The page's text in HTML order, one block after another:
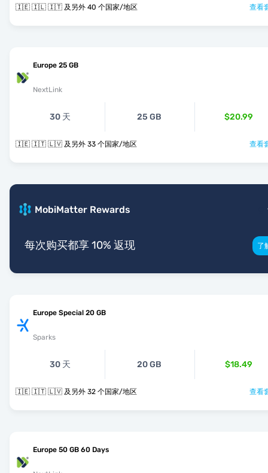
🇮🇪 🇮🇱 🇮🇹 及另外 40 个国家/地区 查看
Europe 25 GB
NextLink
30 天 25 GB $20.99
🇮🇪 🇮🇹 🇱🇻 及另外 33 个国家/地区 查看
MobiMatter Rewards
每次购买都享 10% 返现 了
Europe Special 20 GB
Sparks
30 天 20 GB $18.49
🇮🇪 🇮🇹 🇱🇻 及另外 32 个国家/地区 查看
Europe 50 GB 60 Days